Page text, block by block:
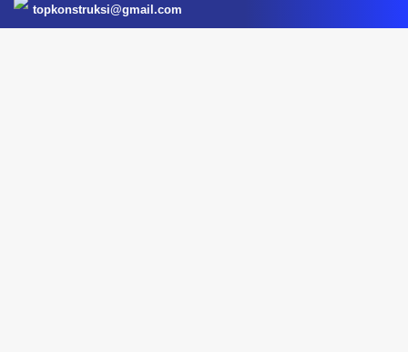
topkonstruksi@gmail.com